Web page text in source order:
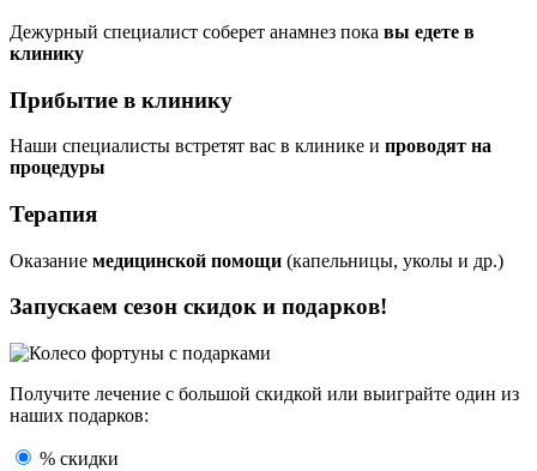
Дежурный специалист соберет анамнез пока вы едете в
клинику
Прибытие в клинику
Наши специалисты встретят вас в клинике и проводят на
процедуры
Терапия
Оказание медицинской помощи (капельницы, уколы и др.)
Запускаем сезон скидок и подарков!
Получите лечение с большой скидкой или выиграйте один из
наших подарков:
% скидки